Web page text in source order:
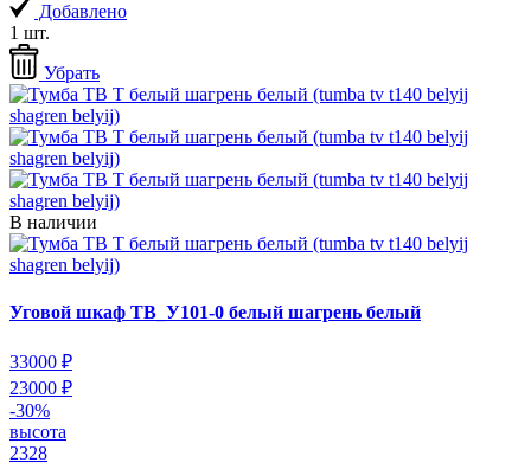
Добавлено
1 шт.
Убрать
В наличии
Уговой шкаф ТВ_У101-0 белый шагрень белый
33000 ₽
23000 ₽
-30%
высота
2328